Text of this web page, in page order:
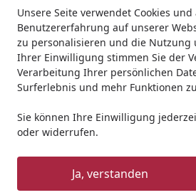
Unsere Seite verwendet Cookies
Benutzererfahrung auf unserer
zu personalisieren und die Nutzung
Ihrer Einwilligung stimmen Sie der
Verarbeitung Ihrer persönlichen
Surferlebnis und mehr Funktionen
Sie können Ihre Einwilligung
oder widerrufen.
Ja, verstanden
Hund Katze Aquaristik Teich
Startseite
Katze Katzennassfutter